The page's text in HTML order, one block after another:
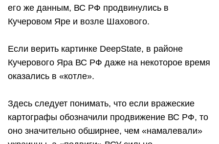
его же данным, ВС РФ продвинулись в
Кучеровом Яре и возле Шахового.
Если верить картинке DeepState, в районе
Кучерового Яра ВС РФ даже на некоторое время
оказались в «котле».
Здесь следует понимать, что если вражеские
картографы обозначили продвижение ВС РФ, то
оно значительно обширнее, чем «намалевали»